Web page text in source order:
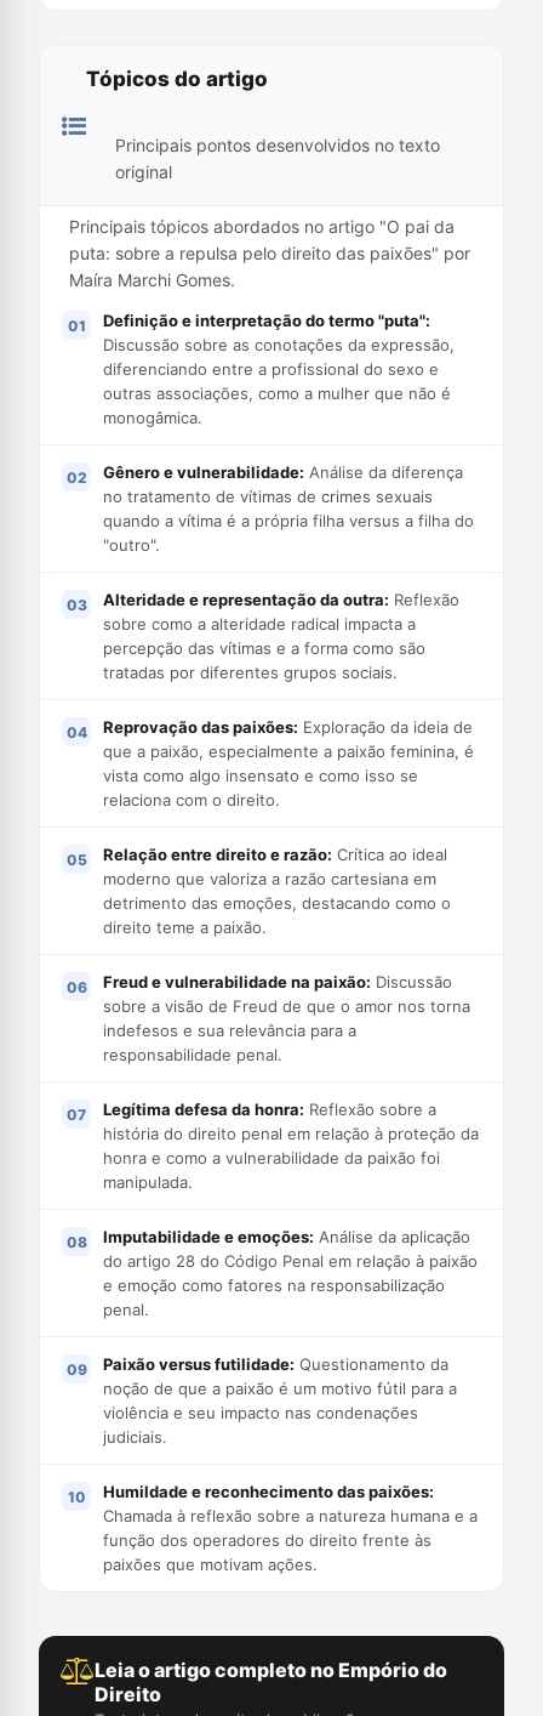
Tópicos do artigo
Principais pontos desenvolvidos no texto
original
Principais tópicos abordados no artigo "O pai da
puta: sobre a repulsa pelo direito das paixões" por
Maíra Marchi Gomes.
Definição e interpretação do termo "puta":
Discussão sobre as conotações da expressão,
diferenciando entre a profissional do sexo e
outras associações, como a mulher que não é
monogâmica.
Gênero e vulnerabilidade: Análise da diferença
no tratamento de vítimas de crimes sexuais
quando a vítima é a própria filha versus a filha do
"outro".
Alteridade e representação da outra: Reflexão
sobre como a alteridade radical impacta a
percepção das vítimas e a forma como são
tratadas por diferentes grupos sociais.
Reprovação das paixões: Exploração da ideia de
que a paixão, especialmente a paixão feminina, é
vista como algo insensato e como isso se
relaciona com o direito.
Relação entre direito e razão: Crítica ao ideal
moderno que valoriza a razão cartesiana em
detrimento das emoções, destacando como o
direito teme a paixão.
Freud e vulnerabilidade na paixão: Discussão
sobre a visão de Freud de que o amor nos torna
indefesos e sua relevância para a
responsabilidade penal.
Legítima defesa da honra: Reflexão sobre a
história do direito penal em relação à proteção da
honra e como a vulnerabilidade da paixão foi
manipulada.
Imputabilidade e emoções: Análise da aplicação
do artigo 28 do Código Penal em relação à paixão
e emoção como fatores na responsabilização
penal.
Paixão versus futilidade: Questionamento da
noção de que a paixão é um motivo fútil para a
violência e seu impacto nas condenações
judiciais.
Humildade e reconhecimento das paixões:
Chamada à reflexão sobre a natureza humana e a
função dos operadores do direito frente às
paixões que motivam ações.
Leia o artigo completo no Empório do
Direito